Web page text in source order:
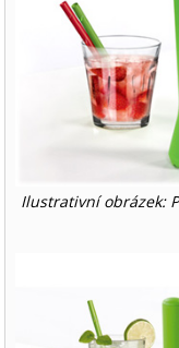
Ilustrativní obrázek: